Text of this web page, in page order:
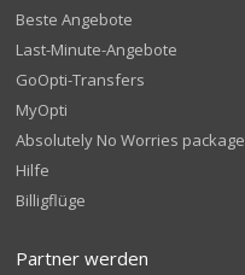
Beste Angebote
Last-Minute-Angebote
GoOpti-Transfers
MyOpti
Absolutely No Worries package
Hilfe
Billigflüge
Partner werden